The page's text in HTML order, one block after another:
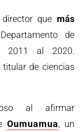
que más
de
2011 al 2020.
de ciencias
al afirmar
Oumuamua, un